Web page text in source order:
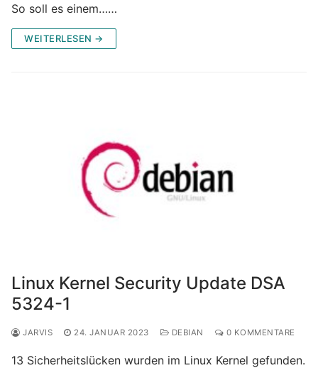
So soll es einem……
WEITERLESEN →
Linux Kernel Security Update DSA
5324-1
JARVIS 24. JANUAR 2023 DEBIAN 0 KOMMENTARE
13 Sicherheitslücken wurden im Linux Kernel gefunden.